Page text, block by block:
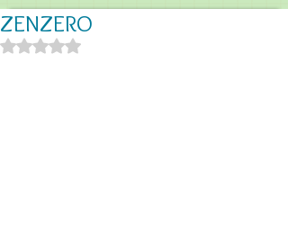
ZENZERO
Valutazione NaN stelle su 5.